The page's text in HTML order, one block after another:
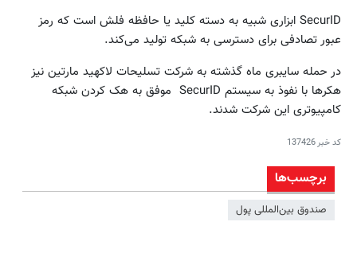
SecurID ابزاری شبیه به دسته کلید یا حافظه فلش است که رمز
عبور تصادفی برای دسترسی به شبکه تولید می‌کند.
در حمله سایبری ماه گذشته به شرکت تسلیحات لاکهید مارتین نیز
هکرها با نفوذ به سیستم SecurID ‌ موفق به هک کردن شبکه
کامپیوتری این شرکت شدند.
کد خبر137426
برچسب‌ها
صندوق‌ بین‌المللی پول